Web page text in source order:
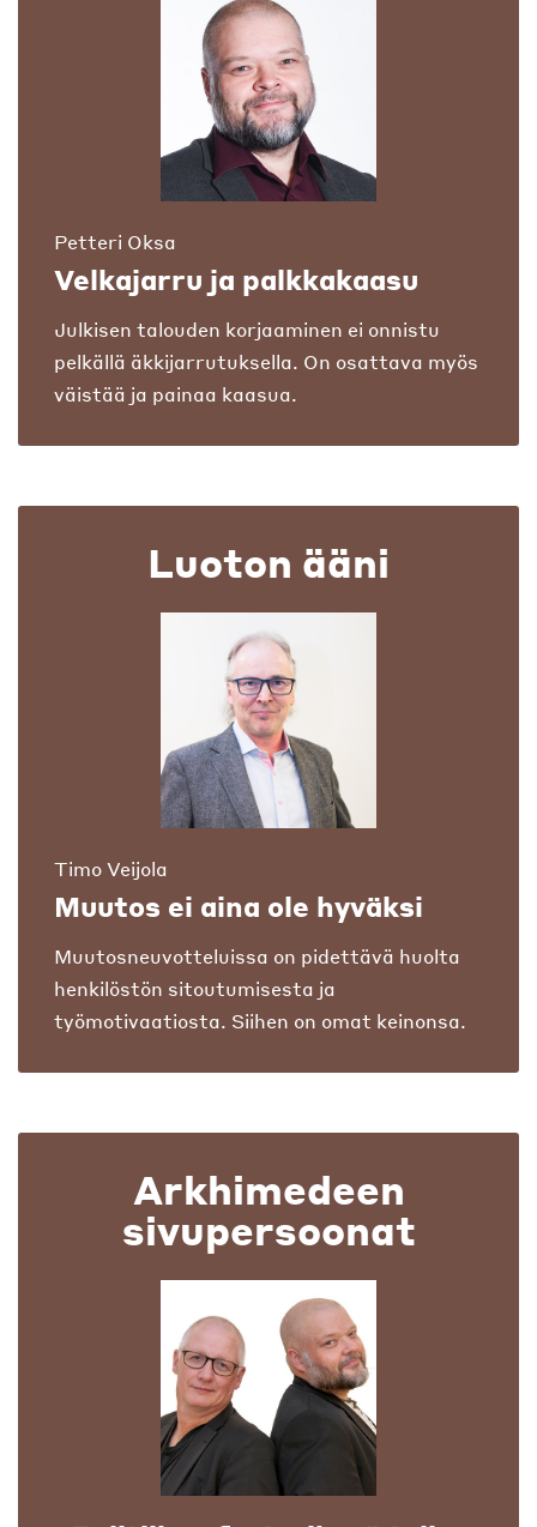
Petteri Oksa
Velkajarru ja palkkakaasu
Julkisen talouden korjaaminen ei onnistu
pelkällä äkkijarrutuksella. On osattava myös
väistää ja painaa kaasua.
Luoton ääni
Timo Veijola
Muutos ei aina ole hyväksi
Muutosneuvotteluissa on pidettävä huolta
henkilöstön sitoutumisesta ja
työmotivaatiosta. Siihen on omat keinonsa.
Arkhimedeen
sivupersoonat